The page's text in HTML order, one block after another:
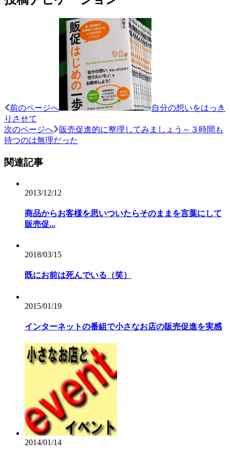
前のページへ
自分の想いをはっき
りさせて
次のページへ
販売促進的に整理してみましょう～３時間も
待つのは無理だった
関連記事
2013/12/12
商品からお客様を思いついたらそのままを言葉にして
販売促...
2018/03/15
既にお前は死んでいる（笑）
2015/01/19
インターネットの番組で小さなお店の販売促進を実感
2014/01/14